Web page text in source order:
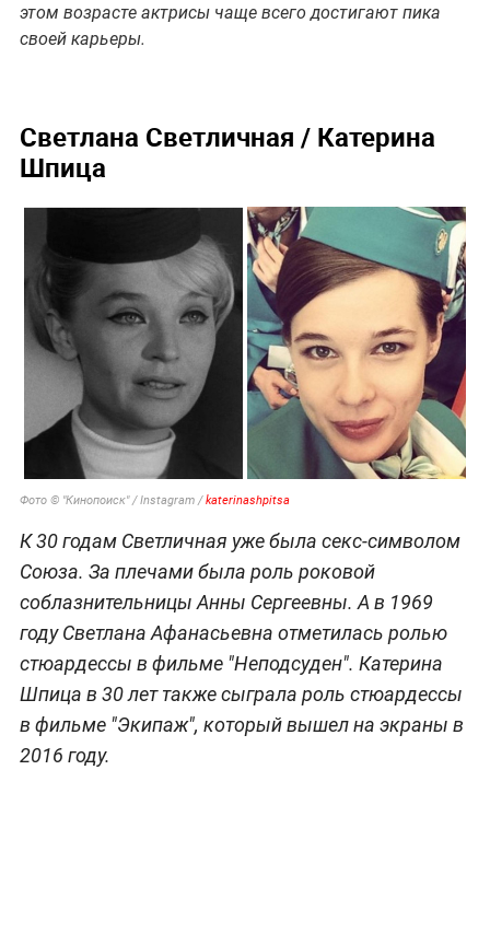
этом возрасте актрисы чаще всего достигают пика
своей карьеры.
Светлана Светличная / Катерина
Шпица
Фото © "Кинопоиск" / Instagram /katerinashpitsa
К 30 годам Светличная уже была секс-символом
Союза. За плечами была роль роковой
соблазнительницы Анны Сергеевны. А в 1969
году Светлана Афанасьевна отметилась ролью
стюардессы в фильме "Неподсуден". Катерина
Шпица в 30 лет также сыграла роль стюардессы
в фильме "Экипаж", который вышел на экраны в
2016 году.